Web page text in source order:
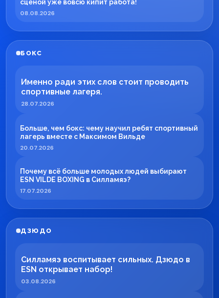
сценой уже вовсю кипит работа!
08.08.2026
БОКС
Именно ради этих слов стоит проводить
спортивные лагеря.
28.07.2026
Больше, чем бокс: чему научил ребят спортивный
лагерь вместе с Максимом Вильде
20.07.2026
Почему всё больше молодых людей выбирают
ESN VILDE BOXING в Силламяэ?
17.07.2026
ДЗЮДО
Силламяэ воспитывает сильных. Дзюдо в
ESN открывает набор!
03.08.2026